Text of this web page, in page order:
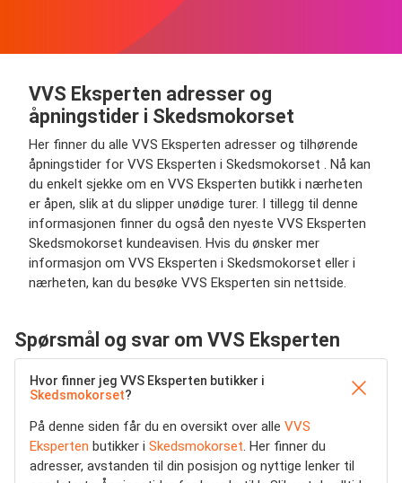
VVS Eksperten adresser og
åpningstider i Skedsmokorset
Her finner du alle VVS Eksperten adresser og tilhørende
åpningstider for VVS Eksperten i Skedsmokorset . Nå kan
du enkelt sjekke om en VVS Eksperten butikk i nærheten
er åpen, slik at du slipper unødige turer. I tillegg til denne
informasjonen finner du også den nyeste VVS Eksperten
Skedsmokorset kundeavisen. Hvis du ønsker mer
informasjon om VVS Eksperten i Skedsmokorset eller i
nærheten, kan du besøke VVS Eksperten sin nettside.
Spørsmål og svar om VVS Eksperten
Hvor finner jeg VVS Eksperten butikker i
Skedsmokorset?
På denne siden får du en oversikt over alle VVS
Eksperten butikker i Skedsmokorset. Her finner du
adresser, avstanden til din posisjon og nyttige lenker til